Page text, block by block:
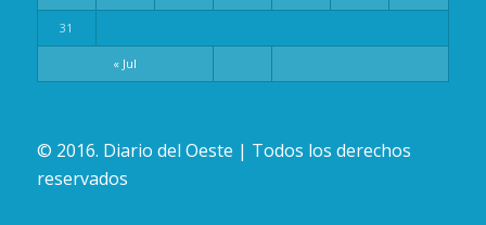
« Jul
31
© 2016. Diario del Oeste | Todos los derechos
reservados